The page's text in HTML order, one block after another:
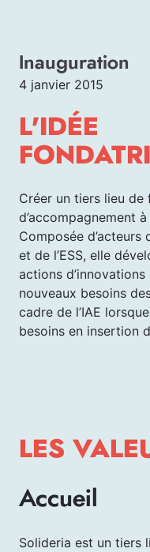
Inauguration
4 janvier 2015
L'IDÉE
Créer un tiers lieu de
d’accompagnement
Composée d’acteurs
et de l’ESS, elle
actions
nouveaux besoins
cadre de l’IAE
besoins en insertion
LES
Accueil
Solideria est un tiers